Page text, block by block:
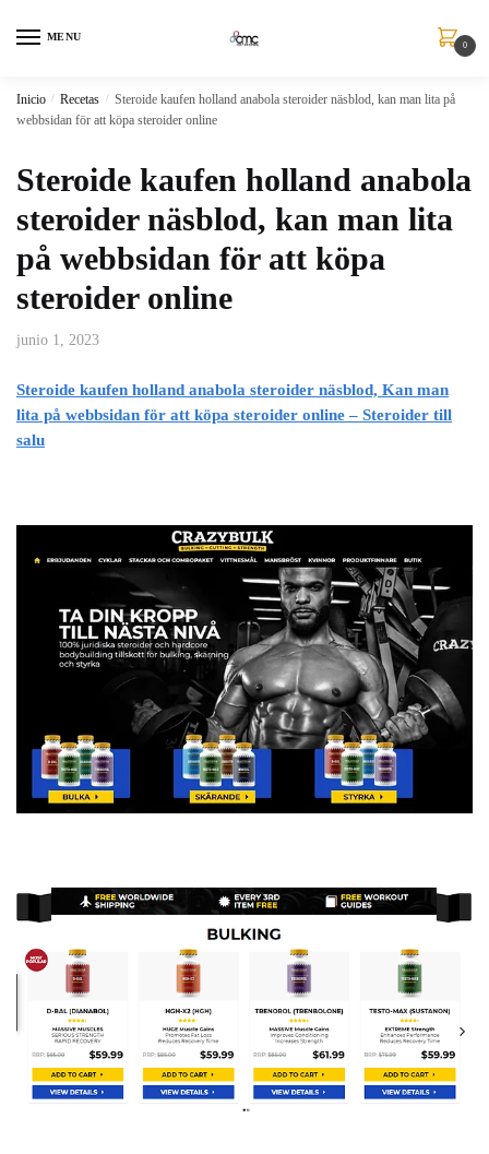
MENU
0
Inicio / Recetas / Steroide kaufen holland anabola steroider näsblod, kan man lita på
webbsidan för att köpa steroider online
Steroide kaufen holland anabola
steroider näsblod, kan man lita
på webbsidan för att köpa
steroider online
junio 1, 2023
Steroide kaufen holland anabola steroider näsblod, Kan man
lita på webbsidan för att köpa steroider online – Steroider till
salu